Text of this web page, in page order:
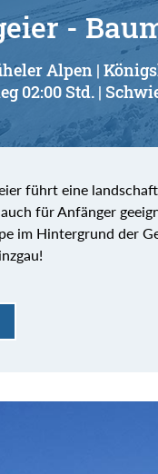
-
Alpen |
02:00 Std. |
führt eine
für Anfänger
im Hintergrund der